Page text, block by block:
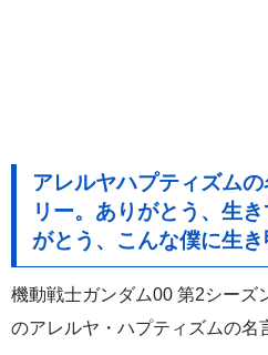
アレルヤハプティズム
リー。ありがとう、生
がとう、こんな僕に生
機動戦士ガンダム00 第2シーズ
のアレルヤ・ハプティズムの名